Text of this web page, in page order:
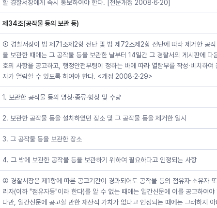
할 경찰서장에게 즉시 통보하여야 한다. [전문개정 2008·6·20]
제34조(공작물 등의 보관 등)
① 경찰서장이 법 제71조제2항 전단 및 법 제72조제2항 전단에 따라 제거한 공
을 보관한 때에는 그 공작물 등을 보관한 날부터 14일간 그 경찰서의 게시판에 다
호의 사항을 공고하고, 행정안전부령이 정하는 바에 따라 열람부를 작성·비치하여
자가 열람할 수 있도록 하여야 한다. <개정 2008·2·29>
1. 보관한 공작물 등의 명칭·종류·형상 및 수량
2. 보관한 공작물 등을 설치하였던 장소 및 그 공작물 등을 제거한 일시
3. 그 공작물 등을 보관한 장소
4. 그 밖에 보관한 공작물 등을 보관하기 위하여 필요하다고 인정되는 사항
② 경찰서장은 제1항에 따른 공고기간이 경과되어도 공작물 등의 점유자·소유자
리자(이하 "점유자등"이라 한다)를 알 수 없는 때에는 일간신문에 이를 공고하여야
다만, 일간신문에 공고할 만한 재산적 가치가 없다고 인정되는 때에는 그러하지 아